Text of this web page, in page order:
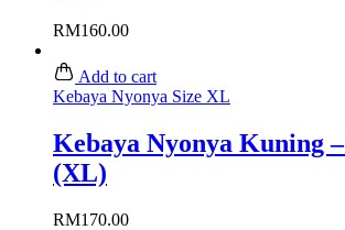
RM160.00
Add to cart
Kebaya Nyonya Size XL
Kebaya Nyonya Kuning
(XL)
RM170.00